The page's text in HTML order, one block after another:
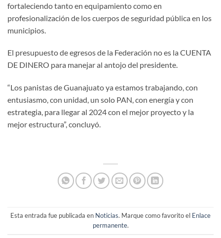
fortaleciendo tanto en equipamiento como en
profesionalización de los cuerpos de seguridad pública en los
municipios.
El presupuesto de egresos de la Federación no es la CUENTA
DE DINERO para manejar al antojo del presidente.
“Los panistas de Guanajuato ya estamos trabajando, con
entusiasmo, con unidad, un solo PAN, con energía y con
estrategia, para llegar al 2024 con el mejor proyecto y la
mejor estructura”, concluyó.
Esta entrada fue publicada en Noticias. Marque como favorito el Enlace
permanente.